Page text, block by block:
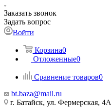
Заказать звонок
Задать вопрос
Войти
Корзина0
Отложенные0
Сравнение товаров0
bt.baza@mail.ru
г. Батайск, ул. Фермерская, 4А